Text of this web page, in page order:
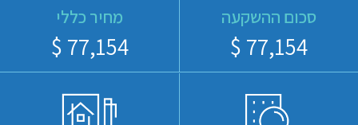
סכום ההשקעה
77,154 $
מחיר כללי
77,154 $